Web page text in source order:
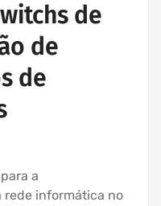
de
de
de
a
rede informática no